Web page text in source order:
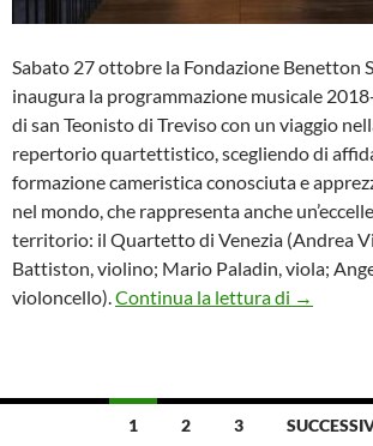
Sabato 27 ottobre la Fondazione Benetton
inaugura la programmazione musicale
di san Teonisto di Treviso con un viaggio
repertorio quartettistico, scegliendo di
formazione cameristica conosciuta e
nel mondo, che rappresenta anche
territorio: il Quartetto di Venezia (Andrea
Battiston, violino; Mario Paladin, viola;
violoncello). Continua la lettura di →
Navigazione
1 2 3